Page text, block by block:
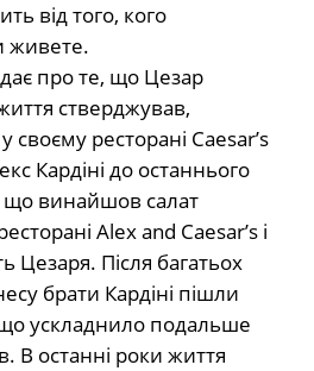
від того, кого
живете.
про те, що Цезар
стверджував,
ресторані Caesar’s
Кардіні до останнього
що винайшов салат
Alex and Caesar’s і
Цезаря. Після багатьох
брати Кардіні пішли
ускладнило подальше
В останні роки життя